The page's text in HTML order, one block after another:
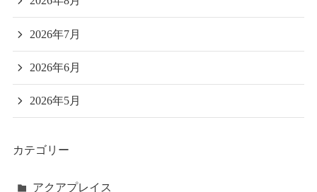
2026年7月
2026年6月
2026年5月
カテゴリー
アクアプレイス